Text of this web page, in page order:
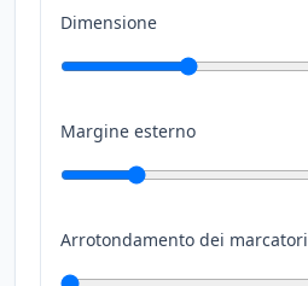
Dimensione
Margine esterno
Arrotondamento dei marcatori